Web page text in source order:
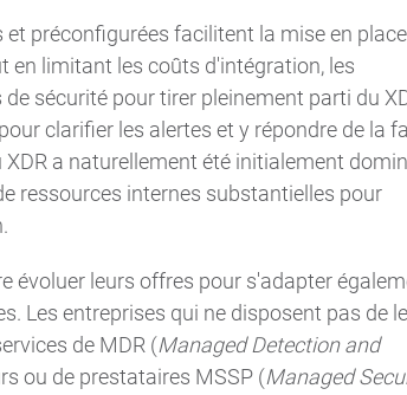
et préconfigurées facilitent la mise en place
en limitant les coûts d'intégration, les
sécurité pour tirer pleinement parti du
clarifier les alertes et y répondre de la
XDR a naturellement été initialement
ressources internes substantielles pour
évoluer leurs offres pour s'adapter
Les entreprises qui ne disposent pas de
de MDR (Managed Detection and
ou de prestataires MSSP (Managed